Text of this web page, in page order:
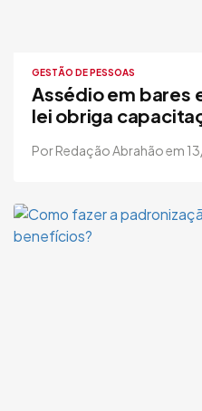
GESTÃO DE PESSOAS
Assédio em bares
lei obriga
Por Redação Abrahão em